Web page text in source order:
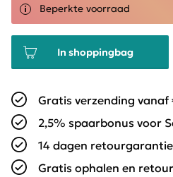
Beperkte voorraad
In shoppingbag
Gratis verzending vanaf
2,5% spaarbonus voor
14 dagen retourgarantie
Gratis ophalen en